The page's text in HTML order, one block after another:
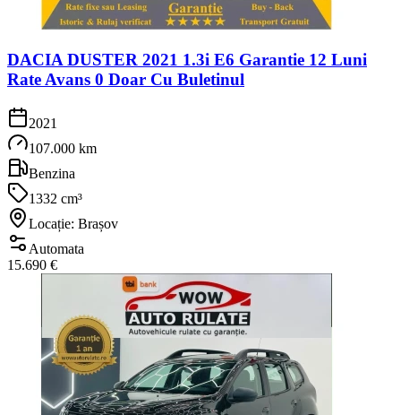
DACIA DUSTER 2021 1.3i E6 Garantie 12 Luni
Rate Avans 0 Doar Cu Buletinul
2021
107.000 km
Benzina
1332 cm³
Locație: Brașov
Automata
15.690 €